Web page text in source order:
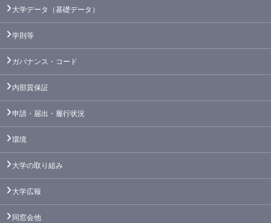
大学データ（基礎データ）
学則等
ガバナンス・コード
内部質保証
申請・届出・履行状況
環境
大学の取り組み
大学広報
同窓会他